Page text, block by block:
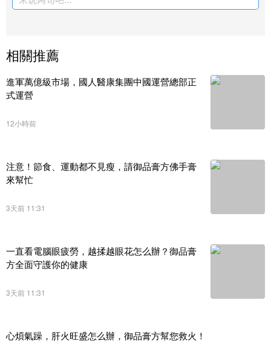
相關推薦
進軍萬億級市場，國人醫康集團中國運營總部正
式運營
12小時前
注意！節食、運動都不見瘦，請御品膏方佛手膏
來幫忙
3天前 11:31
一直看電腦眼疲勞，越揉越眼花怎么辦？御品膏
方全面守護你的健康
3天前 11:31
心煩氣躁，肝火旺盛怎么辦，御品膏方幫您救火！